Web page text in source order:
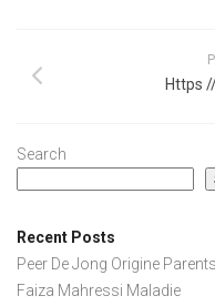
Https
Search
Recent Posts
Peer De Jong Origine Parents
Faiza Mahressi Maladie